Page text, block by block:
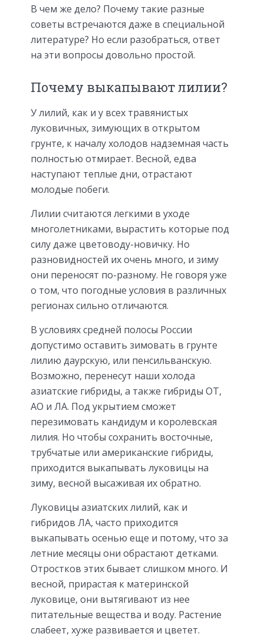
В чем же дело? Почему такие разные
советы встречаются даже в специальной
литературе? Но если разобраться, ответ
на эти вопросы довольно простой.
Почему выкапывают лилии?
У лилий, как и у всех травянистых
луковичных, зимующих в открытом
грунте, к началу холодов надземная часть
полностью отмирает. Весной, едва
наступают теплые дни, отрастают
молодые побеги.
Лилии считаются легкими в уходе
многолетниками, вырастить которые под
силу даже цветоводу-новичку. Но
разновидностей их очень много, и зиму
они переносят по-разному. Не говоря уже
о том, что погодные условия в различных
регионах сильно отличаются.
В условиях средней полосы России
допустимо оставить зимовать в грунте
лилию даурскую, или пенсильванскую.
Возможно, перенесут наши холода
азиатские гибриды, а также гибриды ОТ,
АО и ЛА. Под укрытием сможет
перезимовать кандидум и королевская
лилия. Но чтобы сохранить восточные,
трубчатые или американские гибриды,
приходится выкапывать луковицы на
зиму, весной высаживая их обратно.
Луковицы азиатских лилий, как и
гибридов ЛА, часто приходится
выкапывать осенью еще и потому, что за
летние месяцы они обрастают детками.
Отростков этих бывает слишком много. И
весной, прирастая к материнской
луковице, они вытягивают из нее
питательные вещества и воду. Растение
слабеет, хуже развивается и цветет.